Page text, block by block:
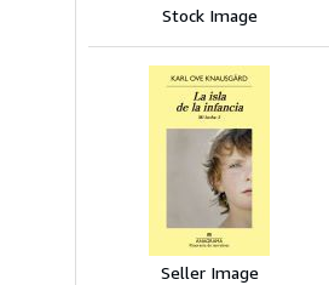
Stock Image
Seller Image